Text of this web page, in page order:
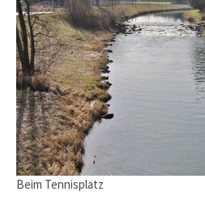
Beim Tennisplatz